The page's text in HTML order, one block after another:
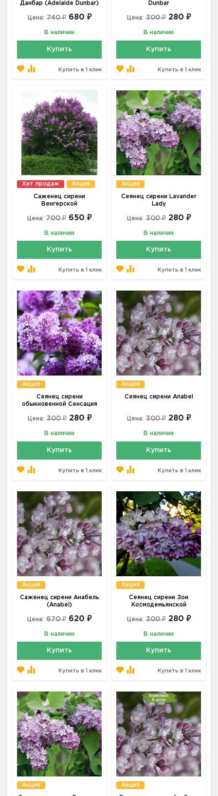
Данбар (Adelaide Dunbar)
Цена: 740 ₽ 680 ₽
В наличии
Купить
Купить в 1 клик
Dunbar
Цена: 300 ₽ 280 ₽
В наличии
Купить
Купить в 1 клик
Хит продаж Акция
Саженец сирени
Венгерской
Цена: 700 ₽ 650 ₽
В наличии
Купить
Купить в 1 клик
Акция
Сеянец сирени Lavander
Lady
Цена: 300 ₽ 280 ₽
В наличии
Купить
Купить в 1 клик
Акция
Сеянец сирени
обыкновенной Сенсация
Цена: 300 ₽ 280 ₽
В наличии
Купить
Купить в 1 клик
Акция
Сеянец сирени Anabel
Цена: 300 ₽ 280 ₽
В наличии
Купить
Купить в 1 клик
Акция
Саженец сирени Анабель
(Anabel)
Цена: 670 ₽ 620 ₽
В наличии
Купить
Купить в 1 клик
Акция
Сеянец сирени Зои
Космодемьянской
Цена: 300 ₽ 280 ₽
В наличии
Купить
Купить в 1 клик
Акция Акция